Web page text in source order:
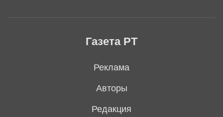
Газета РТ
Реклама
Авторы
Редакция